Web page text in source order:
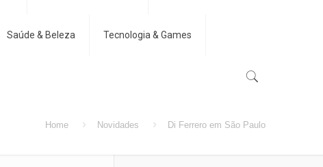
Saúde & Beleza Tecnologia & Games
Home Novidades Di Ferrero em São Paulo